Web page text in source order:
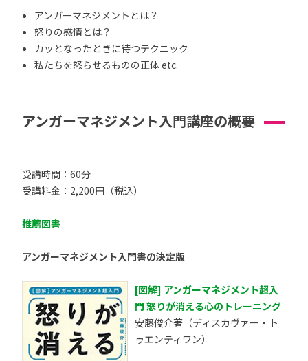
アンガーマネジメントとは？
怒りの感情とは？
カッとなったときに待つテクニック
私たちを怒らせるものの正体 etc.
アンガーマネジメント入門講座の概要
受講時間：60分
受講料金：2,200円（税込）
推薦図書
アンガーマネジメント入門書の決定版
[図解] アンガーマネジメント超入
門 怒りが消える心のトレーニング
安藤俊介著（ディスカヴァー・ト
ゥエンティワン）